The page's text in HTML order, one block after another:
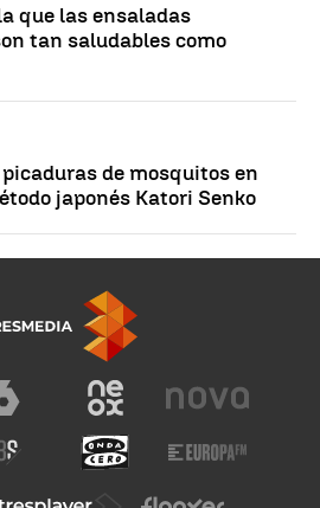
que las ensaladas
tan saludables como
de mosquitos en
japonés Katori Senko